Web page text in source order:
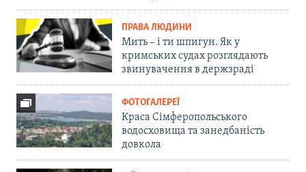
ПРАВА ЛЮДИНИ
Мить – і ти шпигун. Як у
кримських судах розглядають
звинувачення в держзраді
ФОТОГАЛЕРЕЇ
Краса Сімферопольського
водосховища та занедбаність
довкола